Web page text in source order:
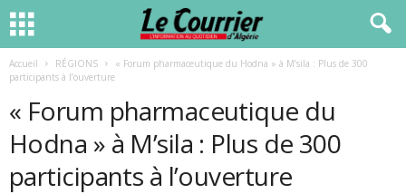
Accueil RÉGIONS
« Forum pharmaceutique du Hodna » à M’sila : Plus de 300
participants à l’ouverture
« Forum pharmaceutique du
Hodna » à M’sila : Plus de 300
participants à l’ouverture